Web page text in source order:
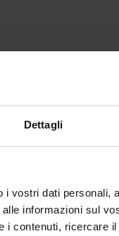
Dettagli
i vostri dati personali,
informazioni sul
i contenuti, ricercare